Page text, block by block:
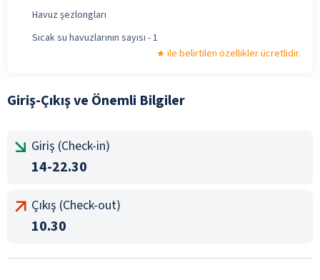
Havuz şezlongları
Sıcak su havuzlarının sayısı - 1
ile belirtilen özellikler ücretlidir.
Giriş-Çıkış ve Önemli Bilgiler
Giriş (Check-in)
14-22.30
Çıkış (Check-out)
10.30